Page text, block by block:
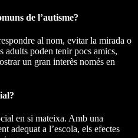
de l’autisme?
al nom, evitar la mirada o
adults poden tenir pocs amics,
un gran interès només en
en si mateixa. Amb una
adequat a l’escola, els efectes